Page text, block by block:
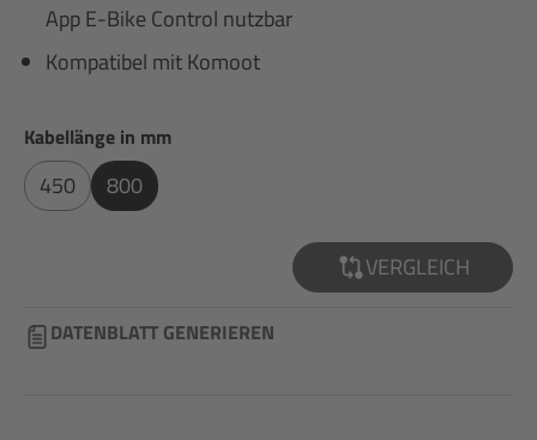
App E-Bike Control nutzbar
Kompatibel mit Komoot
Kabellänge in mmauswählen
450 800
VERGLEICH
DATENBLATT GENERIEREN